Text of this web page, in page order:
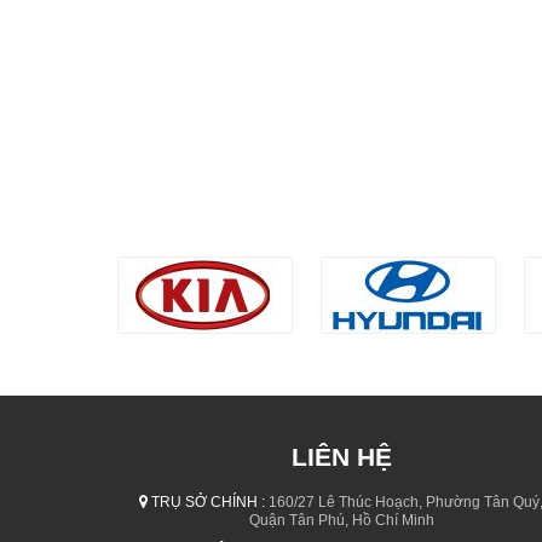
LIÊN HỆ
TRỤ SỞ CHÍNH : 160/27 Lê Thúc Hoạch, Phường Tân Quý,
Quận Tân Phú, Hồ Chí Minh